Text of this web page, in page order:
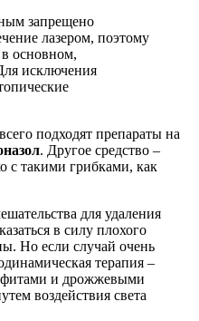
запрещено
лазером, поэтому
в основном,
исключения
подходят препараты на
. Другое средство –
с такими грибками, как
для удаления
в силу плохого
Но если случай очень
терапия –
и дрожжевыми
воздействия света